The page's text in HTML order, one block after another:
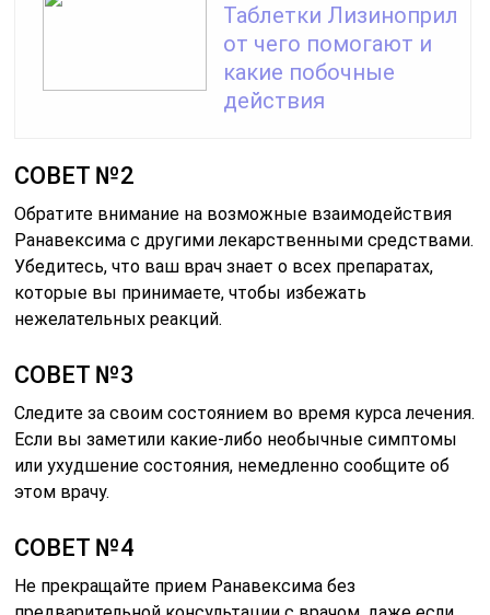
Таблетки Лизиноприл
от чего помогают и
какие побочные
действия
СОВЕТ №2
Обратите внимание на возможные взаимодействия
Ранавексима с другими лекарственными средствами.
Убедитесь, что ваш врач знает о всех препаратах,
которые вы принимаете, чтобы избежать
нежелательных реакций.
СОВЕТ №3
Следите за своим состоянием во время курса лечения.
Если вы заметили какие-либо необычные симптомы
или ухудшение состояния, немедленно сообщите об
этом врачу.
СОВЕТ №4
Не прекращайте прием Ранавексима без